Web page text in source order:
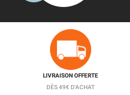
LIVRAISON OFFERTE
DÈS 49€ D'ACHAT